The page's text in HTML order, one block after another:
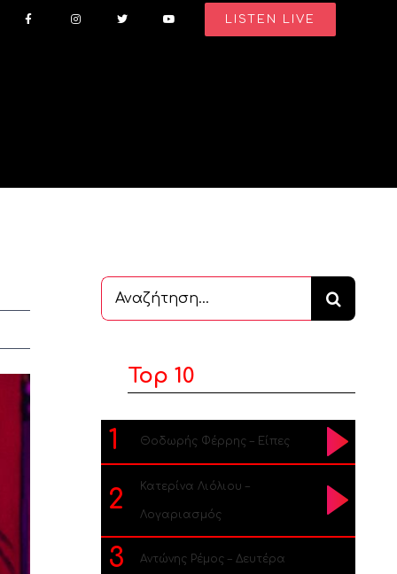
LISTEN LIVE
Αναζήτηση
...
Top 10
1 Θοδωρής Φέρρης – Είπες
2 Κατερίνα Λιόλιου –
Λογαριασμός
3 Αντώνης Ρέμος – Δευτέρα